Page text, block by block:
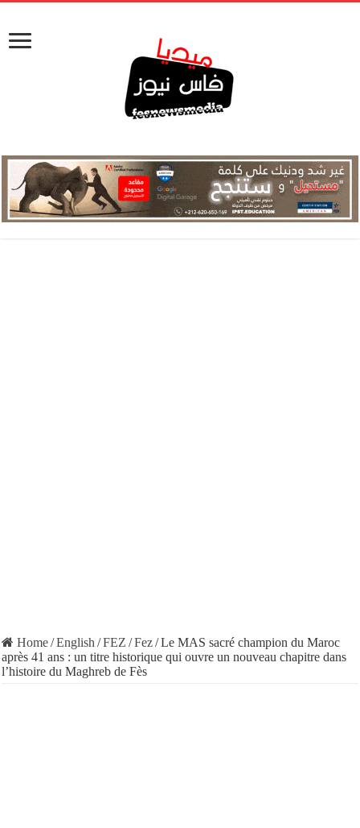
Home/English /FEZ /Fez/Le MAS sacré champion du Maroc
après 41 ans : un titre historique qui ouvre un nouveau chapitre dans
l’histoire du Maghreb de Fès